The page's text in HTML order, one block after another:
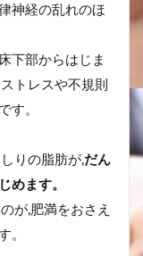
神経の乱れのほ
下部からはじま
トレスや不規則
す。
りの脂肪が,だん
めます。
が,肥満をおさえ
。